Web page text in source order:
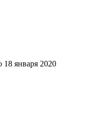
18 января 2020